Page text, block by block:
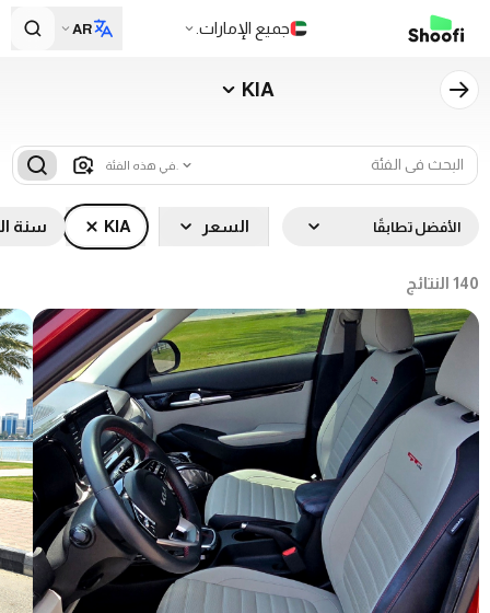
جميع الإمارات. AR
KIA
الأفضل تطابقًا السعر KIA سنة
140 النتائج